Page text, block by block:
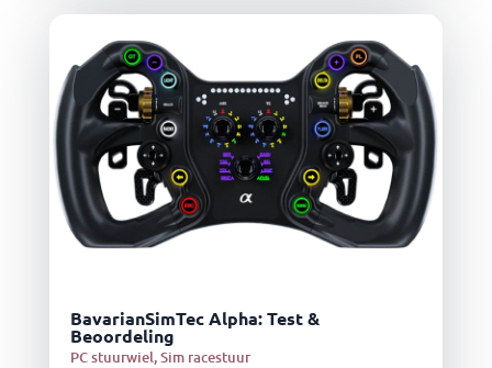
BavarianSimTec Alpha: Test &
Beoordeling
PC stuurwiel,Sim racestuur